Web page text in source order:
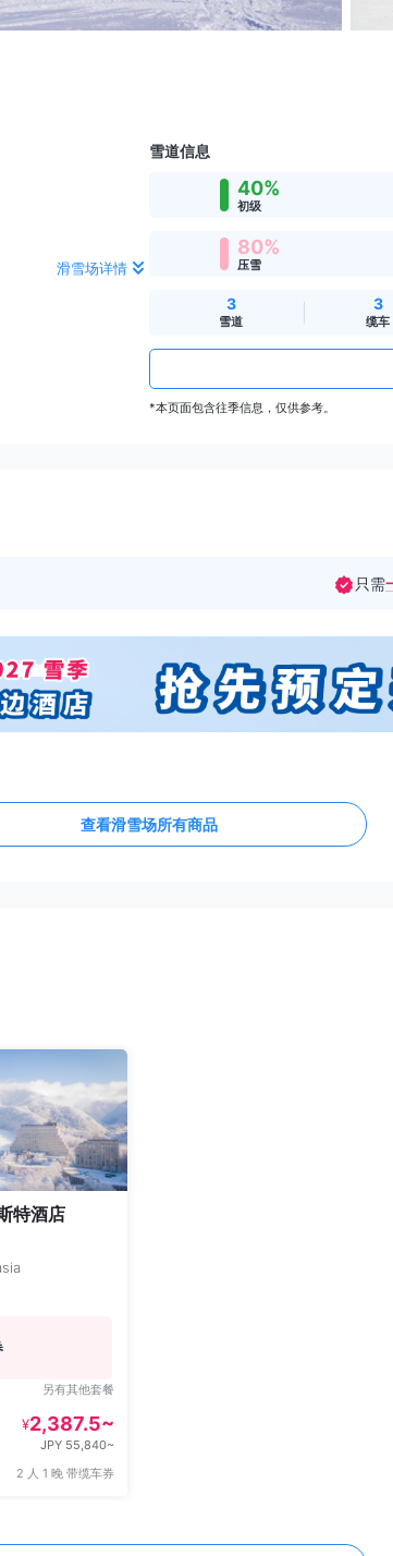
滑雪场详情
雪道信息
40%
初级
80%
压雪
3
雪道
3
缆车
*本页面包含往季信息，仅供参考。
只需
查看滑雪场所有商品
特酒店
另有其他套餐
¥2,387.5~
JPY 55,840~
2 人 1 晚 带缆车券